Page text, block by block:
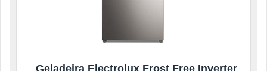
Geladeira Electrolux Frost Free Inverter